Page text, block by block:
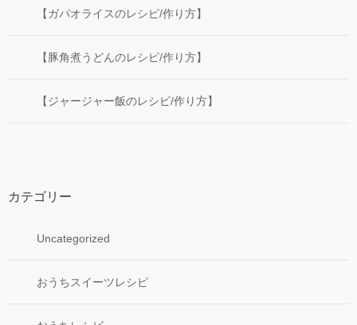
【ガパオライスのレシピ/作り方】
【豚角煮うどんのレシピ/作り方】
【ジャージャー飯のレシピ/作り方】
カテゴリー
Uncategorized
おうちスイーツレシピ